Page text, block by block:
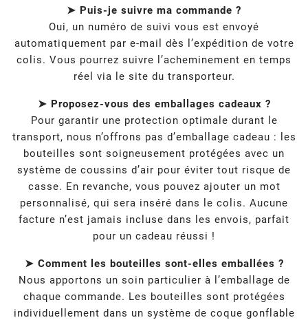
➤ Puis-je suivre ma commande ?
Oui, un numéro de suivi vous est envoyé
automatiquement par e-mail dès l’expédition de votre
colis. Vous pourrez suivre l’acheminement en temps
réel via le site du transporteur.
➤ Proposez-vous des emballages cadeaux ?
Pour garantir une protection optimale durant le
transport, nous n’offrons pas d’emballage cadeau : les
bouteilles sont soigneusement protégées avec un
système de coussins d’air pour éviter tout risque de
casse. En revanche, vous pouvez ajouter un mot
personnalisé, qui sera inséré dans le colis. Aucune
facture n’est jamais incluse dans les envois, parfait
pour un cadeau réussi !
➤ Comment les bouteilles sont-elles emballées ?
Nous apportons un soin particulier à l’emballage de
chaque commande. Les bouteilles sont protégées
individuellement dans un système de coque gonflable